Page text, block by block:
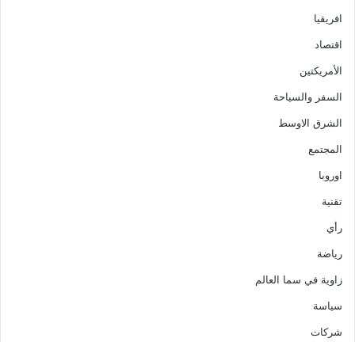
افريقيا
اقتصاد
الأمريكتين
السفر والسياحة
الشرق الاوسط
المجتمع
اوروبا
تقنية
رأي
رياضة
زاوية في سما العالم
سياسة
شركات